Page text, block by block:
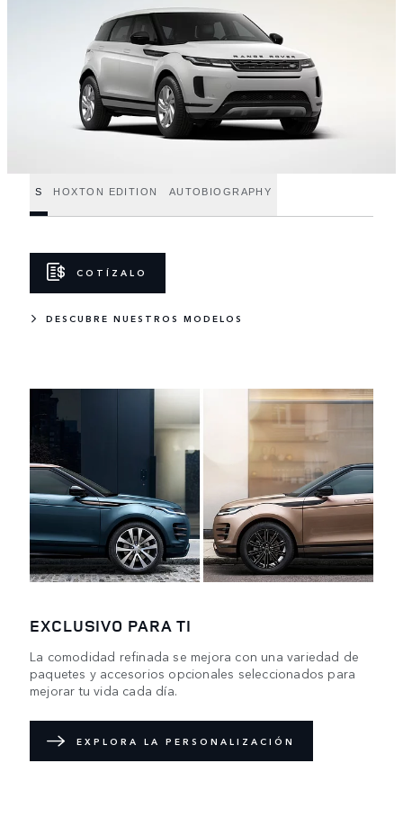
S HOXTON EDITION AUTOBIOGRAPHY
COTÍZALO
DESCUBRE NUESTROS MODELOS
EXCLUSIVO PARA TI
La comodidad refinada se mejora con una variedad de
paquetes y accesorios opcionales seleccionados para
mejorar tu vida cada día.
EXPLORA LA PERSONALIZACIÓN